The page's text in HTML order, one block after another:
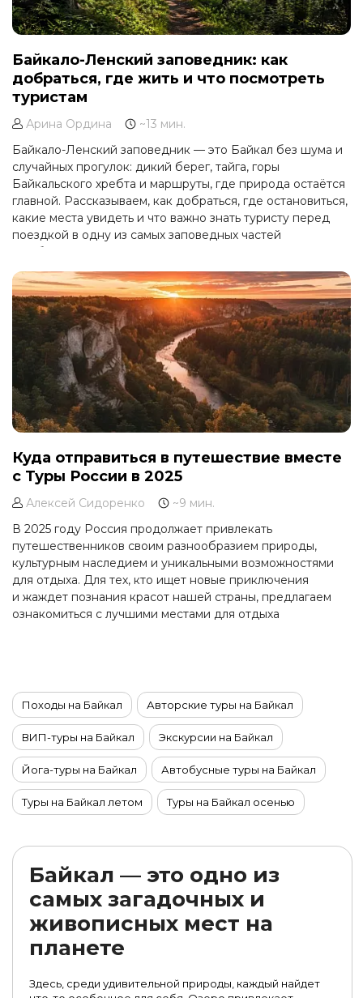
Байкало-Ленский заповедник: как
добраться, где жить и что посмотреть
туристам
Арина Ордина
~13 мин.
Байкало-Ленский заповедник — это Байкал без шума и
случайных прогулок: дикий берег, тайга, горы
Байкальского хребта и маршруты, где природа остаётся
главной. Рассказываем, как добраться, где остановиться,
какие места увидеть и что важно знать туристу перед
поездкой в одну из самых заповедных частей
Прибайкалья.
Куда отправиться в путешествие вместе
с Туры России в 2025
Алексей Сидоренко
~9 мин.
В 2025 году Россия продолжает привлекать
путешественников своим разнообразием природы,
культурным наследием и уникальными возможностями
для отдыха. Для тех, кто ищет новые приключения
и жаждет познания красот нашей страны, предлагаем
ознакомиться с лучшими местами для отдыха
Походы на Байкал Авторские туры на Байкал
ВИП-туры на Байкал Экскурсии на Байкал
Йога-туры на Байкал Автобусные туры на Байкал
Туры на Байкал летом Туры на Байкал осенью
Туры на Байкал из Санкт-Петербурга
Комбинированные туры на Байкал
Новогодние туры на Байкал
Байкал — это одно из
самых загадочных и
живописных мест на
планете
Здесь, среди удивительной природы, каждый найдет